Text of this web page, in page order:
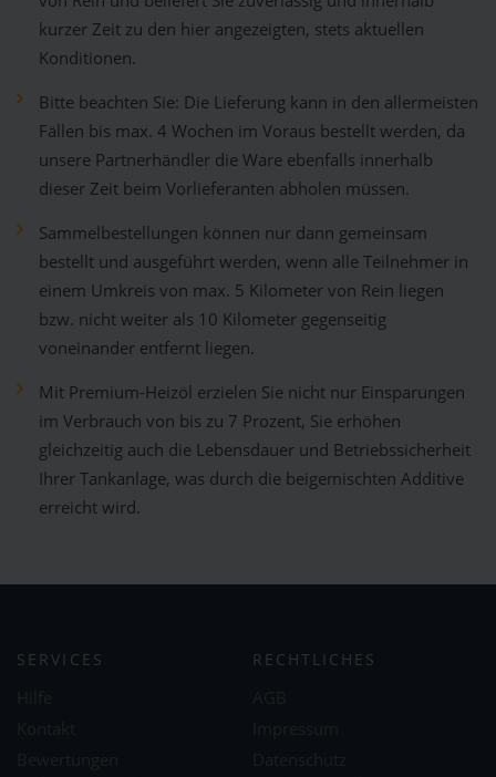
kurzer Zeit zu den hier angezeigten, stets aktuellen
Konditionen.
Bitte beachten Sie: Die Lieferung kann in den allermeisten
Fällen bis max. 4 Wochen im Voraus bestellt werden, da
unsere Partnerhändler die Ware ebenfalls innerhalb
dieser Zeit beim Vorlieferanten abholen müssen.
Sammelbestellungen können nur dann gemeinsam
bestellt und ausgeführt werden, wenn alle Teilnehmer in
einem Umkreis von max. 5 Kilometer von Rein liegen
bzw. nicht weiter als 10 Kilometer gegenseitig
voneinander entfernt liegen.
Mit Premium-Heizöl erzielen Sie nicht nur Einsparungen
im Verbrauch von bis zu 7 Prozent, Sie erhöhen
gleichzeitig auch die Lebensdauer und Betriebssicherheit
Ihrer Tankanlage, was durch die beigemischten Additive
erreicht wird.
SERVICES RECHTLICHES